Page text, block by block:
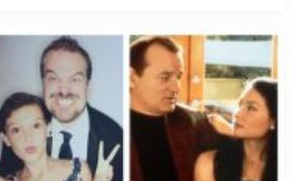
Криперс
(2001)